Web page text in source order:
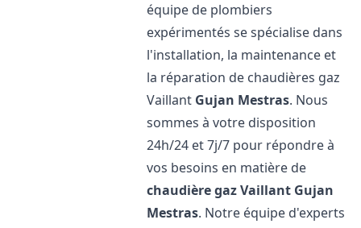
équipe de plombiers
expérimentés se spécialise dans
l'installation, la maintenance et
la réparation de chaudières gaz
Vaillant Gujan Mestras. Nous
sommes à votre disposition
24h/24 et 7j/7 pour répondre à
vos besoins en matière de
chaudière gaz Vaillant Gujan
Mestras. Notre équipe d'experts